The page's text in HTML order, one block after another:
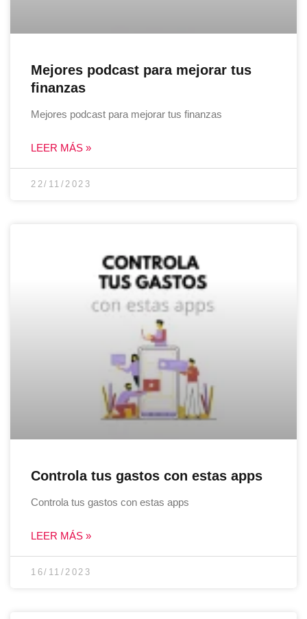
Mejores podcast para mejorar tus
finanzas
Mejores podcast para mejorar tus finanzas
LEER MÁS »
22/11/2023
Controla tus gastos con estas apps
Controla tus gastos con estas apps
LEER MÁS »
16/11/2023